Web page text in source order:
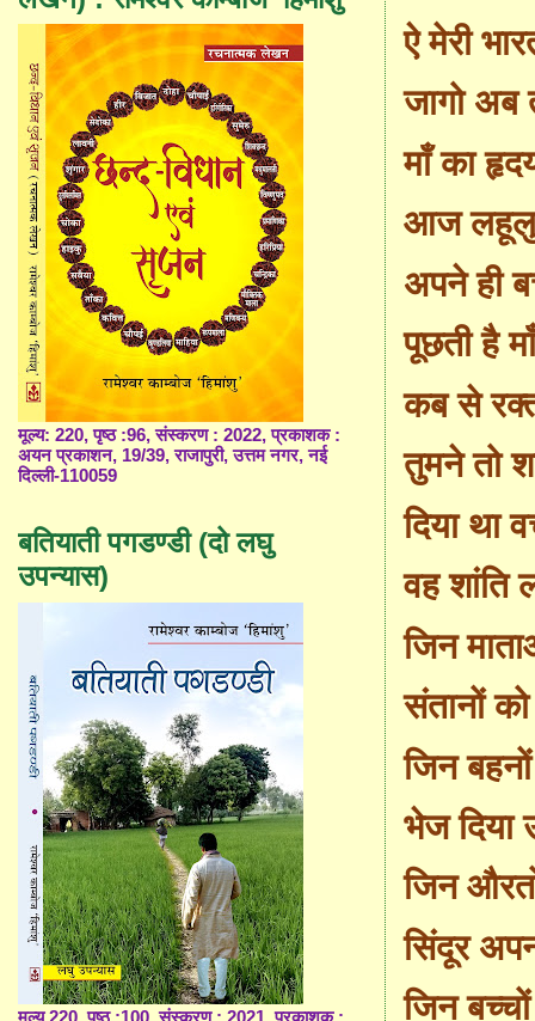
ऐ मेरी
जागो अब
माँ काहृ
आज
अपने ही
पूछती है
कब से
तुमने तो
दिया था
वह शांति
जिन
संतानों
जिन
भेज दिया
जिन
सिंदूर
जिन
मूल्य: 220, पृष्ठ :96, संस्करण : 2022, प्रकाशक :
अयन प्रकाशन, 19/39, राजापुरी, उत्तम नगर, नई
दिल्ली-110059
बतियाती पगडण्डी (दो लघु
उपन्यास)